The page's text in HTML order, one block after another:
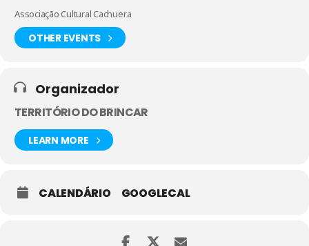
Associação Cultural Cachuera
OTHER EVENTS
Organizador
TERRITÓRIO DO BRINCAR
LEARN MORE
CALENDÁRIO GOOGLECAL